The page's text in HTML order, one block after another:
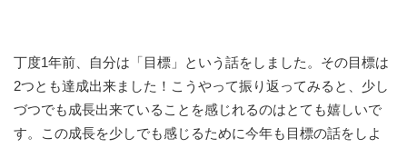
丁度1年前、自分は「目標」という話をしました。その目標は
2つとも達成出来ました！こうやって振り返ってみると、少し
づつでも成長出来ていることを感じれるのはとても嬉しいで
す。この成長を少しでも感じるために今年も目標の話をしよ